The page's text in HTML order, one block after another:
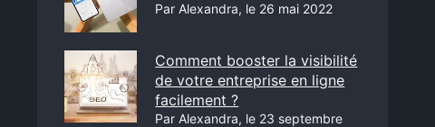
Par Alexandra, le 26 mai 2022
Comment booster la visibilité
de votre entreprise en ligne
facilement ?
Par Alexandra, le 23 septembre